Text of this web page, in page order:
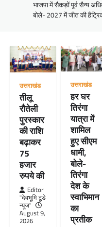
भाजपा में सैकड़ों पूर्व सैन्य
बोले- 2027 में जीत की हैट्रिक
उत्तराखंड
तीलू
रौतेली
पुरस्कार
की राशि
बढ़ाकर
75
हजार
रुपये की
Editor
"देवभूमि टूडे
न्यूज"
August 9,
2026
उत्तराखंड
हर घर
तिरंगा
यात्रा में
शामिल
हुए सीएम
धामी,
बोले-
तिरंगा
देश के
स्वाभिमान
का
प्रतीक